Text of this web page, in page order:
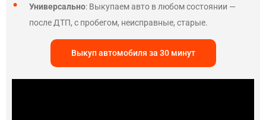
Универсально: Выкупаем авто в любом состоянии —
после ДТП, с пробегом, неисправные, старые.
Выкуп автомобиля за 30 минут